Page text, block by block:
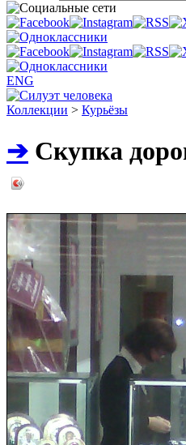
ENG
Коллекции > Курьёзы
➔ Скупка